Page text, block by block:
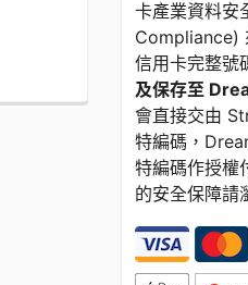
卡產業資料安
Compliance)
信用卡完整號
及保存至
會直接交由
特編碼，
特編碼作授權
的安全保障請